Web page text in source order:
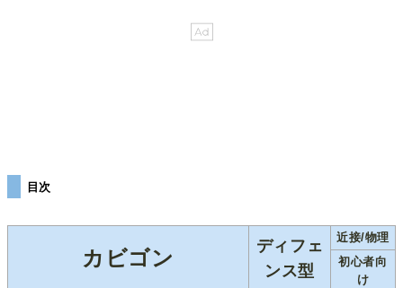
目次
カビゴン
ディフェ
ンス型
近接/物理
初心者向
け